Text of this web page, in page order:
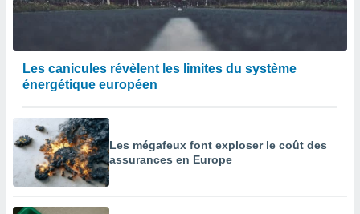
Les canicules révèlent les limites du système
énergétique européen
Les mégafeux font exploser le coût des
assurances en Europe